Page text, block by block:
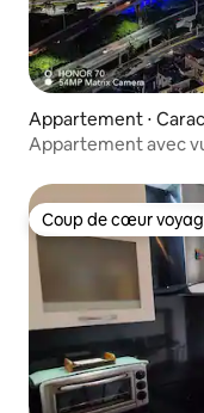
Appartement ⋅
Appartement avec
Coup de cœur
Coup de cœur